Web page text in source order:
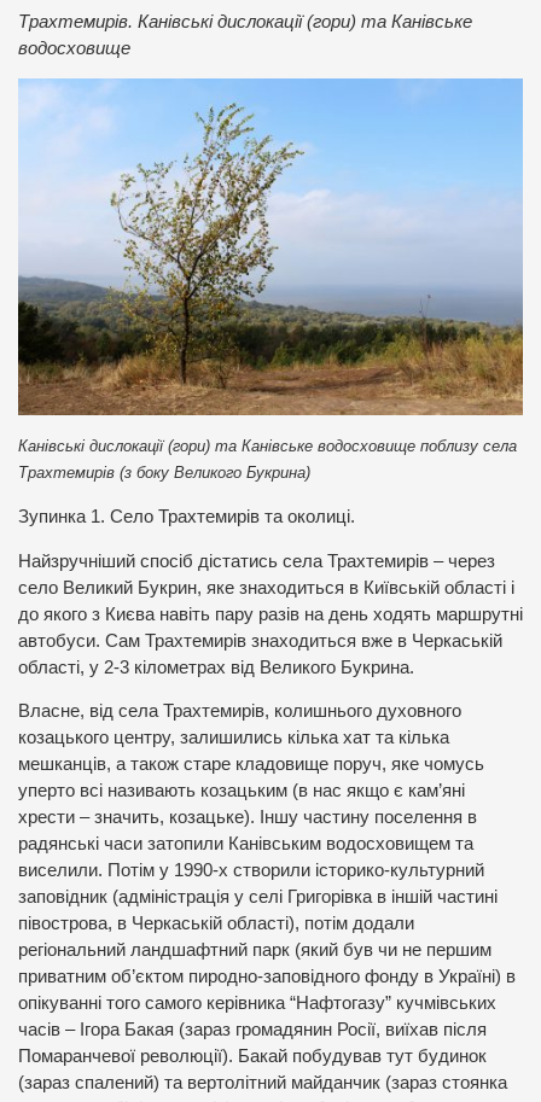
Трахтемирів. Канівські дислокації (гори) та Канівське
водосховище
Канівські дислокації (гори) та Канівське водосховище поблизу села
Трахтемирів (з боку Великого Букрина)
Зупинка 1. Село Трахтемирів та околиці.
Найзручніший спосіб дістатись села Трахтемирів – через
село Великий Букрин, яке знаходиться в Київській області і
до якого з Києва навіть пару разів на день ходять маршрутні
автобуси. Сам Трахтемирів знаходиться вже в Черкаській
області, у 2-3 кілометрах від Великого Букрина.
Власне, від села Трахтемирів, колишнього духовного
козацького центру, залишились кілька хат та кілька
мешканців, а також старе кладовище поруч, яке чомусь
уперто всі називають козацьким (в нас якщо є кам’яні
хрести – значить, козацьке). Іншу частину поселення в
радянські часи затопили Канівським водосховищем та
виселили. Потім у 1990-х створили історико-культурний
заповідник (адміністрація у селі Григорівка в іншій частині
півострова, в Черкаській області), потім додали
регіональний ландшафтний парк (який був чи не першим
приватним об’єктом пиродно-заповідного фонду в Україні) в
опікуванні того самого керівника “Нафтогазу” кучмівських
часів – Ігора Бакая (зараз громадянин Росії, виїхав після
Помаранчевої революції). Бакай побудував тут будинок
(зараз спалений) та вертолітний майданчик (зараз стоянка